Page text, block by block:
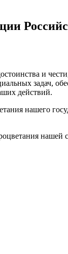
и чести,
задач,
действий.
нашего
нашей